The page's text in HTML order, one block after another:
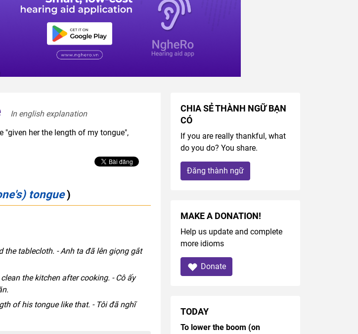
In english explanation
her the length of my tongue",
tongue)
the tablecloth. - Anh ta đã lên giọng gắt
the kitchen after cooking. - Cô ấy
of his tongue like that. - Tôi đã nghĩ
CHIA SẺ THÀNH NGỮ BẠN
CÓ
If you are really thankful, what
do you do? You share.
Đăng thành ngữ
MAKE A DONATION!
Help us update and complete
more idioms
Donate
TODAY
To lower the boom (on